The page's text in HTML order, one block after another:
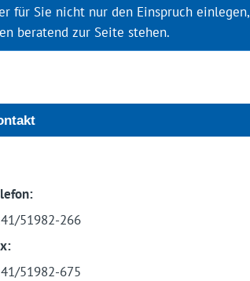
für Sie nicht nur den Einspruch einlegen,
beratend zur Seite stehen.
51982-266
51982-675